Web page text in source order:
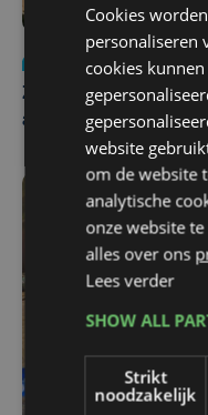
Nieuws Update
Zwaar ongeval op
afgesloten
Cookies
personaliseren
cookies
website
om de website
analytische
onze website
alles over ons
Lees verder
SHOW ALL
Strikt
noodzakelijk